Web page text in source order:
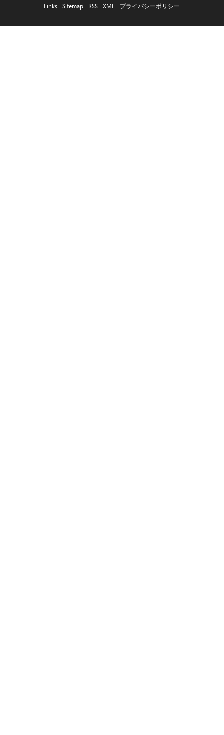
Links Sitemap RSS XML プライバシーポリシー